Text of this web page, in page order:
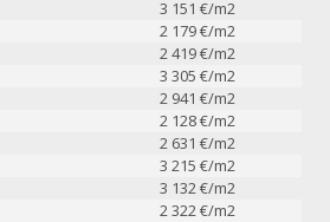
3 151 €/m2
2 179€/m2
2 419€/m2
3 305 €/m2
2 941 €/m2
2 128€/m2
2 631 €/m2
3 215 €/m2
3 132 €/m2
2 322 €/m2